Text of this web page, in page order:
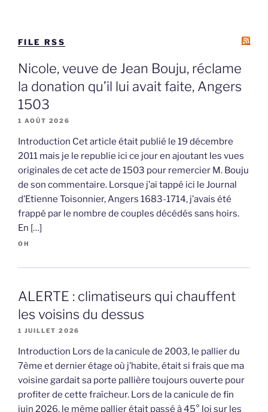
FILE RSS
Nicole, veuve de Jean Bouju, réclame
la donation qu’il lui avait faite, Angers
1503
1 AOÛT 2026
Introduction Cet article était publié le 19 décembre
2011 mais je le republie ici ce jour en ajoutant les vues
originales de cet acte de 1503 pour remercier M. Bouju
de son commentaire. Lorsque j’ai tappé ici le Journal
d’Etienne Toisonnier, Angers 1683-1714, j’avais été
frappé par le nombre de couples décédés sans hoirs.
En […]
OH
ALERTE : climatiseurs qui chauffent
les voisins du dessus
1 JUILLET 2026
Introduction Lors de la canicule de 2003, le pallier du
7ème et dernier étage où j’habite, était si frais que ma
voisine gardait sa porte pallière toujours ouverte pour
profiter de cette fraîcheur. Lors de la canicule de fin
juin 2026, le même pallier était passé à 45° loi sur les